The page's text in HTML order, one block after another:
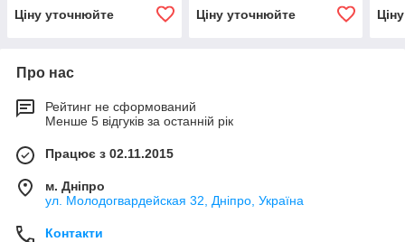
шестигранником
Ціну уточнюйте
шестигранником
Ціну уточнюйте
Про нас
Рейтинг не сформований
Менше 5 відгуків за останній рік
Працює з 02.11.2015
м. Дніпро
ул. Молодогвардейская 32, Дніпро, Україна
Контакти